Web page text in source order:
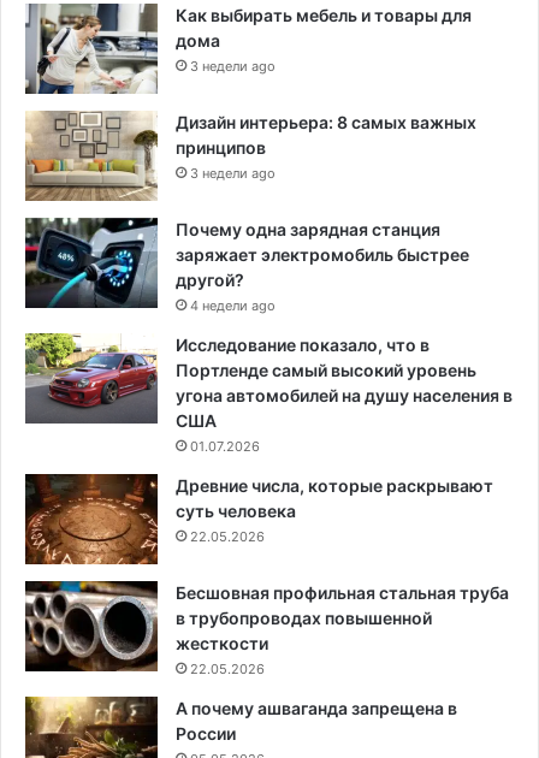
Как выбирать мебель и товары для
дома
3 недели ago
Дизайн интерьера: 8 самых важных
принципов
3 недели ago
Почему одна зарядная станция
заряжает электромобиль быстрее
другой?
4 недели ago
Исследование показало, что в
Портленде самый высокий уровень
угона автомобилей на душу населения в
США
01.07.2026
Древние числа, которые раскрывают
суть человека
22.05.2026
Бесшовная профильная стальная труба
в трубопроводах повышенной
жесткости
22.05.2026
А почему ашваганда запрещена в
России